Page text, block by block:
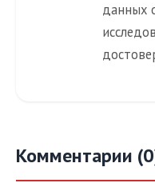
данных
Комментарии